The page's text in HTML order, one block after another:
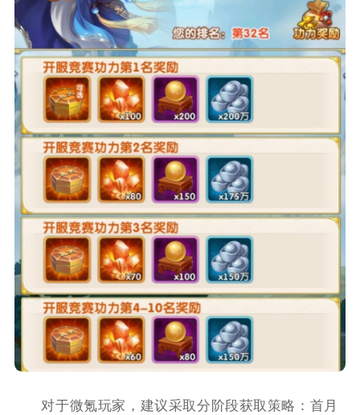
对于微氪玩家，建议采取分阶段获取策略：首月